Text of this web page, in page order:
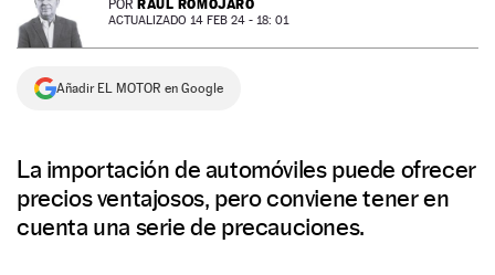
NEWSLETTER
SÍGUENOS
POR RAÚL ROMOJARO
ACTUALIZADO 14 FEB 24 - 18: 01
Añadir EL MOTOR en Google
La importación de automóviles puede ofrecer
precios ventajosos, pero conviene tener en
cuenta una serie de precauciones.